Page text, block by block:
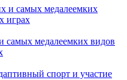
медалеемких видов